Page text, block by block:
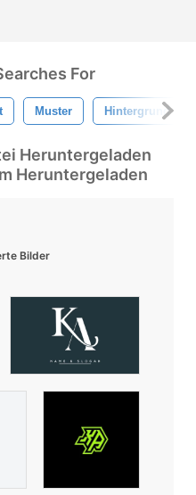
For
Muster Hintergrund
Heruntergeladen
Heruntergeladen
Bilder